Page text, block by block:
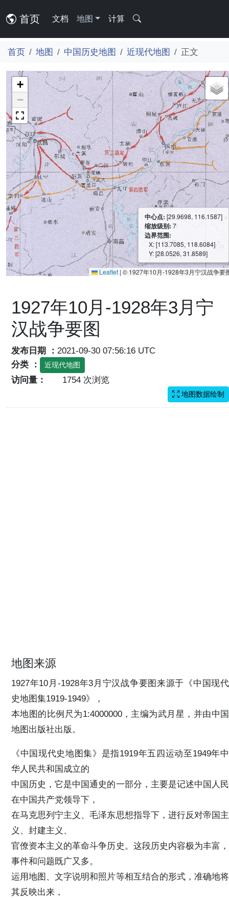
首页 文档 地图 计算
首页 地图 中国历史地图 近现代地图 正文
+
−
中心点: [29.9698, 116.1587]
缩放级别:7
边界范围:
X: [113.7085, 118.6084]
Y: [28.0526, 31.8589]
Leaflet | © 1927年10月-1928年3月宁汉战争要
1927年10月-1928年3月宁
汉战争要图
发布日期 ： 2021-09-30 07:56:16 UTC
分类 ：
近现代地图
访问量： 1754 次浏览
地图数据绘制
地图来源
1927年10月-1928年3月宁汉战争要图来源于《中国现代
史地图集1919-1949》，
本地图的比例尺为1:4000000，主编为武月星，并由中国
地图出版社出版。
《中国现代史地图集》是指1919年五四运动至1949年中
华人民共和国成立的
中国历史，它是中国通史的一部分，主要是记述中国人民
在中国共产党领导下，
在马克思列宁主义、毛泽东思想指导下，进行反对帝国主
义、封建主义、
官僚资本主义的革命斗争历史。这段历史内容极为丰富，
事件和问题既广又多。
运用地图、文字说明和照片等相互结合的形式，准确地将
其反映出来，